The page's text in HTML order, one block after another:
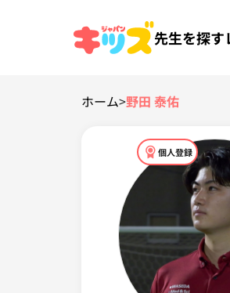
先生を探す
ホーム>野田 泰佑
個人登録